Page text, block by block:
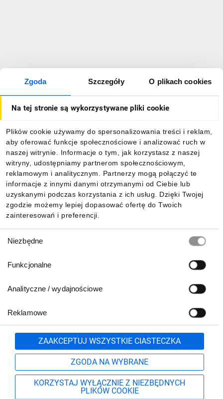
Zgoda Szczegóły O plikach cookies
Na tej stronie są wykorzystywane pliki cookie
Plików cookie używamy do spersonalizowania treści i reklam,
aby oferować funkcje społecznościowe i analizować ruch w
naszej witrynie. Informacje o tym, jak korzystasz z naszej
witryny, udostępniamy partnerom społecznościowym,
reklamowym i analitycznym. Partnerzy mogą połączyć te
informacje z innymi danymi otrzymanymi od Ciebie lub
uzyskanymi podczas korzystania z ich usług. Dzięki Twojej
zgodzie możemy lepiej dopasować ofertę do Twoich
zainteresowań i preferencji.
zgody
Niezbędne
Funkcjonalne
Analityczne / wydajnościowe
Reklamowe
ZAAKCEPTUJ WSZYSTKIE CIASTECZKA
ZGODA NA WYBRANE
KORZYSTAJ WYŁĄCZNIE Z NIEZBĘDNYCH
PLIKÓW COOKIE